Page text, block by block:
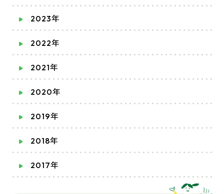
2023年
2022年
2021年
2020年
2019年
2018年
2017年